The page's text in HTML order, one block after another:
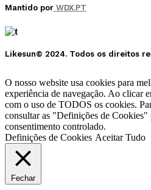
Mantido por WDX.PT
Likesun© 2024. Todos os direitos
O nosso website usa cookies para
experiência de navegação. Ao clicar
com o uso de TODOS os cookies.
consultar as "Definições de Cookies"
consentimento controlado.
Definições de Cookies Aceitar Tudo
Fechar